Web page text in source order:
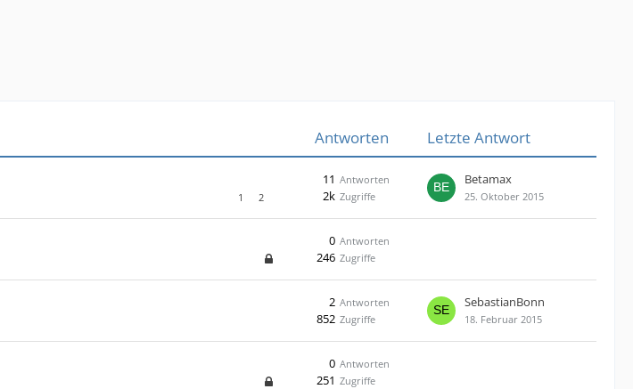
Antworten
Letzte Antwort
1 2
Antworten
11
Zugriffe
2k
Betamax
25. Oktober 2015
Antworten
0
Zugriffe
246
Antworten
2
Zugriffe
852
SebastianBonn
18. Februar 2015
Antworten
0
Zugriffe
251